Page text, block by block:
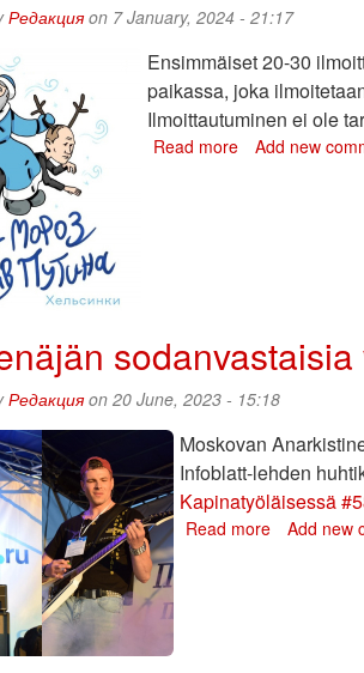
nyt
Редакцияon 7 January, 2024 - 21:17
Ensimmäiset 20-30
paikassa, joka
Ilmoittautuminen ei ole
Read more about
tiistaina
tammikuuta
Add new
Редакцияon 20 June, 2023 - 15:18
Moskovan
Infoblatt-lehden
Kapinatyöläisessä
Read more about
Add new